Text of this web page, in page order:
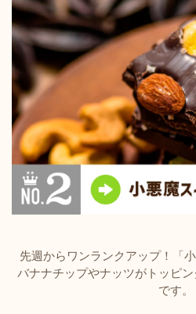
先週からワンランクアップ！「
バナナチップやナッツがトッピ
です。